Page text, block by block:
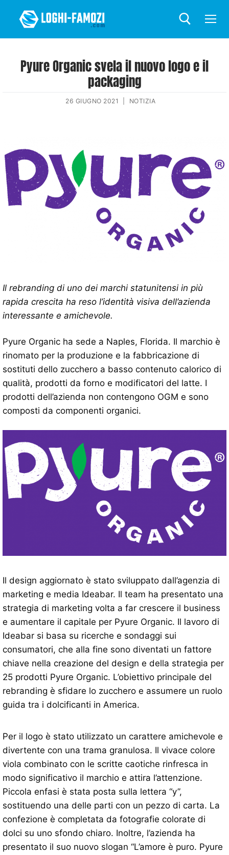
Pyure Organic svela il nuovo logo e il
packaging
26 GIUGNO 2021 NOTIZIA
Il rebranding di uno dei marchi statunitensi in più
rapida crescita ha reso l’identità visiva dell’azienda
interessante e amichevole.
Pyure Organic ha sede a Naples, Florida. Il marchio è
rinomato per la produzione e la fabbricazione di
sostituti dello zucchero a basso contenuto calorico di
qualità, prodotti da forno e modificatori del latte. I
prodotti dell’azienda non contengono OGM e sono
composti da componenti organici.
Il design aggiornato è stato sviluppato dall’agenzia di
marketing e media Ideabar. Il team ha presentato una
strategia di marketing volta a far crescere il business
e aumentare il capitale per Pyure Organic. Il lavoro di
Ideabar si basa su ricerche e sondaggi sui
consumatori, che alla fine sono diventati un fattore
chiave nella creazione del design e della strategia per
25 prodotti Pyure Organic. L’obiettivo principale del
rebranding è sfidare lo zucchero e assumere un ruolo
guida tra i dolcificanti in America.
Per il logo è stato utilizzato un carattere amichevole e
divertente con una trama granulosa. Il vivace colore
viola combinato con le scritte caotiche rinfresca in
modo significativo il marchio e attira l’attenzione.
Piccola enfasi è stata posta sulla lettera “y”,
sostituendo una delle parti con un pezzo di carta. La
confezione è completata da fotografie colorate di
dolci su uno sfondo chiaro. Inoltre, l’azienda ha
presentato il suo nuovo slogan “L’amore è puro. Pyure